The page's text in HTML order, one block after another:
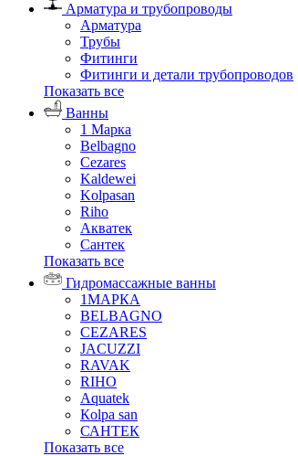
Арматура и трубопроводы
Арматура
Трубы
Фитинги
Фитинги и детали трубопроводов
Показать все
Ванны
1 Марка
Belbagno
Cezares
Kaldewei
Kolpasan
Riho
Акватек
Сантек
Показать все
Гидромассажные ванны
1МАРКА
BELBAGNO
CEZARES
JACUZZI
RAVAK
RIHO
Аquatek
Кolpa san
САНТЕК
Показать все